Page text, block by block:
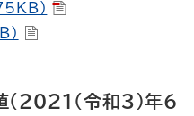
）
2021（令和3）年6